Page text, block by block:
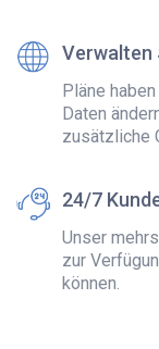
Verwalten
Pläne
Daten
zusätzliche
24/7
Unser
zur
können.